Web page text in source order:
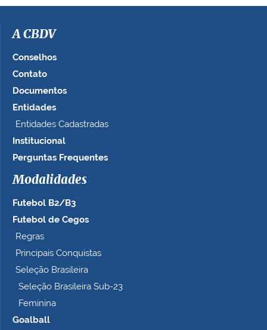
A CBDV
Conselhos
Contato
Documentos
Entidades
Entidades Cadastradas
Institucional
Perguntas Frequentes
Modalidades
Futebol B2/B3
Futebol de Cegos
Regras
Principais Conquistas
Seleção Brasileira
Seleção Brasileira Sub-23
Feminina
Goalball